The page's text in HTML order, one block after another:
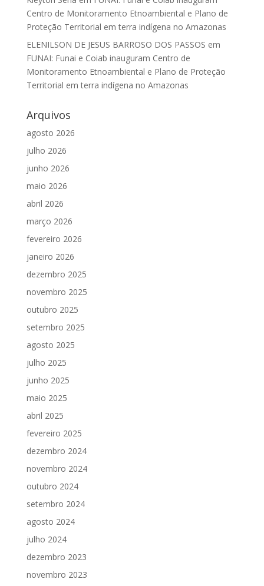
Centro de Monitoramento Etnoambiental e Plano de
Proteção Territorial em terra indígena no Amazonas
ELENILSON DE JESUS BARROSO DOS PASSOS em
FUNAI: Funai e Coiab inauguram Centro de
Monitoramento Etnoambiental e Plano de Proteção
Territorial em terra indígena no Amazonas
Arquivos
agosto 2026
julho 2026
junho 2026
maio 2026
abril 2026
março 2026
fevereiro 2026
janeiro 2026
dezembro 2025
novembro 2025
outubro 2025
setembro 2025
agosto 2025
julho 2025
junho 2025
maio 2025
abril 2025
fevereiro 2025
dezembro 2024
novembro 2024
outubro 2024
setembro 2024
agosto 2024
julho 2024
dezembro 2023
novembro 2023